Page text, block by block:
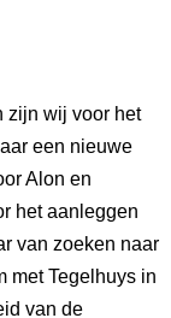
zijn wij voor het
een nieuwe
Alon en
het aanleggen
van zoeken naar
met Tegelhuys in
van de